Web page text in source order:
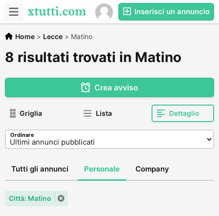
Inserisci un annuncio
Home > Lecce > Matino
8 risultati trovati in Matino
Crea avviso
Griglia Lista Dettaglio
Ordinare
Tutti gli annunci Personale Company
Città: Matino